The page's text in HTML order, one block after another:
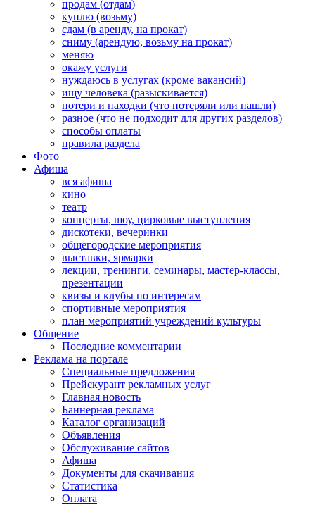
продам (отдам)
куплю (возьму)
сдам (в аренду, на прокат)
сниму (арендую, возьму на прокат)
меняю
окажу услуги
нуждаюсь в услугах (кроме вакансий)
ищу человека (разыскивается)
потери и находки (что потеряли или нашли)
разное (что не подходит для других разделов)
способы оплаты
правила раздела
Фото
Афиша
вся афиша
кино
театр
концерты, шоу, цирковые выступления
дискотеки, вечеринки
общегородские мероприятия
выставки, ярмарки
лекции, тренинги, семинары, мастер-классы,
презентации
квизы и клубы по интересам
спортивные мероприятия
план мероприятий учреждений культуры
Общение
Последние комментарии
Реклама на портале
Специальные предложения
Прейскурант рекламных услуг
Главная новость
Баннерная реклама
Каталог организаций
Объявления
Обслуживание сайтов
Афиша
Документы для скачивания
Статистика
Оплата